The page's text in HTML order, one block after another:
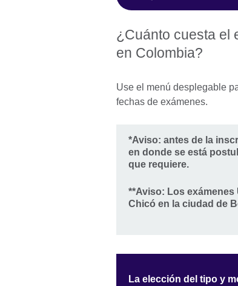
¿Cuánto cuesta el
en Colombia?
Use el menú desplegable
fechas de exámenes.
*Aviso: antes de la
en donde se está
que requiere.
**Aviso: Los
Chicó en la ciudad de
La elección del tipo y